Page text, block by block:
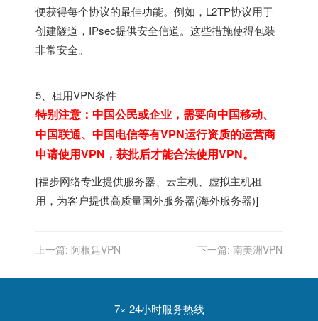
便获得每个协议的最佳功能。例如，L2TP协议用于
创建隧道，IPsec提供安全信道。这些措施使得包装
非常安全。
5、租用VPN条件
特别注意：中国公民或企业，需要向中国移动、
中国联通、中国电信等有VPN运行资质的运营商
申请使用VPN，获批后才能合法使用VPN。
[福步网络专业提供服务器 云主机 虚拟主机租
用，为客户提供高质量国外服务器(海外服务器)]
上一篇: 阿根廷VPN 下一篇: 南美洲VPN
7× 24小时服务热线